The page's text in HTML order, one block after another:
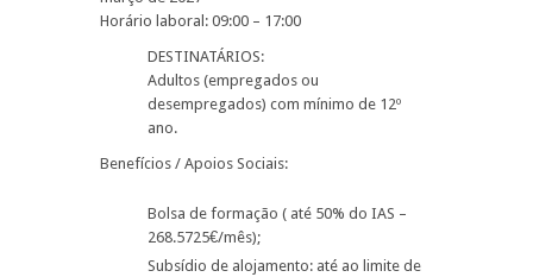
Horário laboral: 09:00 – 17:00
DESTINATÁRIOS:
Adultos (empregados ou
desempregados) com mínimo de 12º
ano.
Benefícios / Apoios Sociais:
Bolsa de formação ( até 50% do IAS –
268.5725€/mês);
Subsídio de alojamento: até ao limite de